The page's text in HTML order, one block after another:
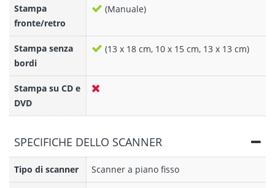
Stampa
fronte/retro
(Manuale)
Stampa senza
bordi
(13 x 18 cm, 10 x 15 cm, 13 x 13 cm)
Stampa su CD e
DVD
SPECIFICHE DELLO SCANNER
Tipo di scanner Scanner a piano fisso